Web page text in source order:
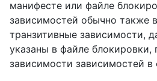
манифесте или файле
зависимостей обычно также
транзитивные зависимости,
указаны в файле блокировки,
зависимости зависимостей в